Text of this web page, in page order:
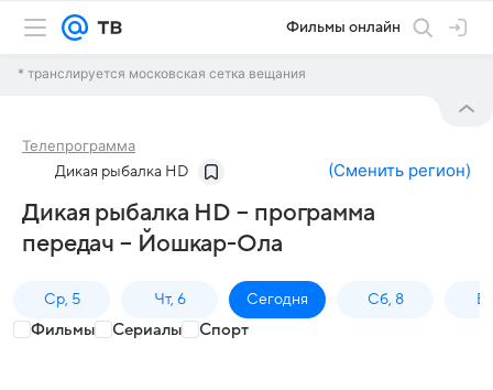
Фильмы онлайн
* транслируется московская сетка вещания
Телепрограмма
Дикая рыбалка HD (Сменить регион)
Дикая рыбалка HD – программа
передач – Йошкар-Ола
Ср, 5 Чт, 6 Сегодня Сб, 8
Фильмы Сериалы Спорт